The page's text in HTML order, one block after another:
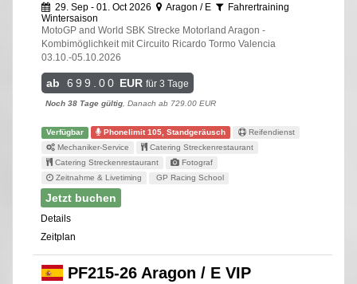
29. Sep - 01. Oct 2026 Aragon / E
Fahrertraining
Wintersaison
MotoGP and World SBK Strecke Motorland Aragon -
Kombimöglichkeit mit Circuito Ricardo Tormo Valencia
03.10.-05.10.2026
ab 699.00 EUR für 3 Tage
Noch 38 Tage gültig , Danach ab 729.00 EUR
Verfügbar Phonelimit 105, Standgeräusch
Reifendienst
Mechaniker-Service
Catering Streckenrestaurant
Catering Streckenrestaurant
Fotograf
Zeitnahme & Livetiming
GP Racing School
Jetzt buchen
Details
Zeitplan
PF215-26 Aragon / E VIP